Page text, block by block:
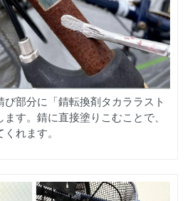
部分に「錆転換剤タカララスト
す。錆に直接塗りこむことで、
れます。